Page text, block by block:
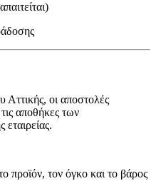
Αττικής, οι αποστολές
αποθήκες των
προϊόν, τον όγκο και το βάρος